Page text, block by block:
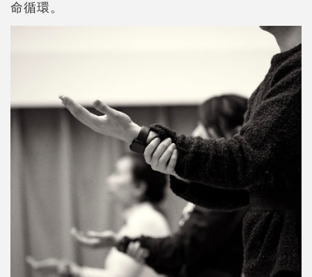
命循環。